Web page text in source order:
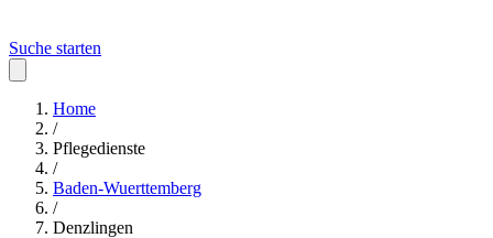
Suche starten
Home
/
Pflegedienste
/
Baden-Wuerttemberg
/
Denzlingen